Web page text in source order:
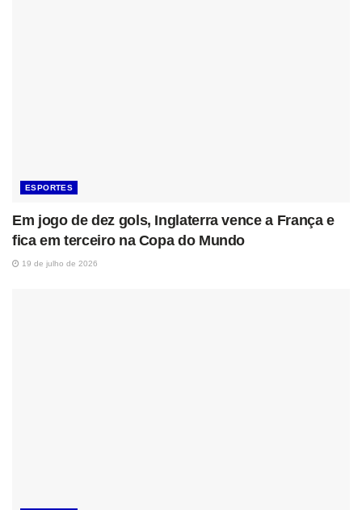
ESPORTES
Em jogo de dez gols, Inglaterra vence a França e
fica em terceiro na Copa do Mundo
19 de julho de 2026